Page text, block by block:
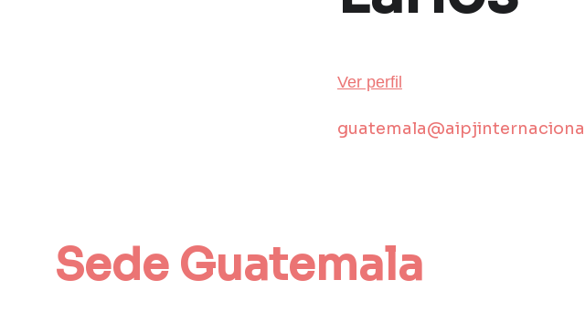
Ver perfil
Sede Guatemala